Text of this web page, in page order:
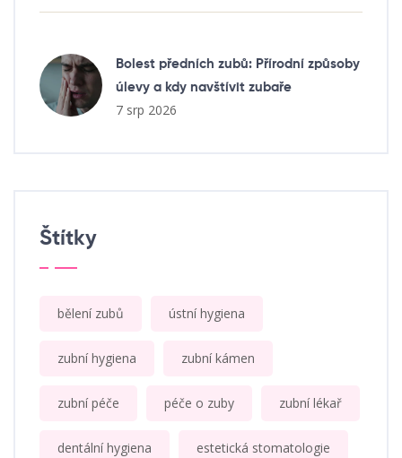
Bolest předních zubů: Přírodní způsoby
úlevy a kdy navštívit zubaře
7 srp 2026
Štítky
bělení zubů ústní hygiena
zubní hygiena zubní kámen
zubní péče péče o zuby zubní lékař
dentální hygiena estetická stomatologie